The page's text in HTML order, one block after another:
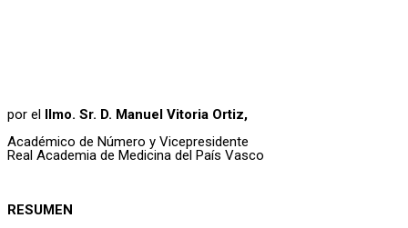
por el Ilmo. Sr. D. Manuel Vitoria Ortiz,
Académico de Número y Vicepresidente
Real Academia de Medicina del País Vasco
RESUMEN